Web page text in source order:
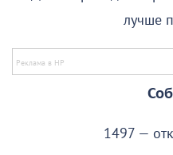
лучше
1497 —